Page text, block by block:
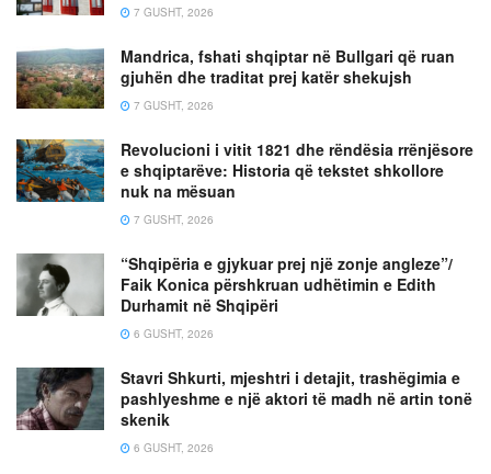
7 GUSHT, 2026
Mandrica, fshati shqiptar në Bullgari që ruan
gjuhën dhe traditat prej katër shekujsh
7 GUSHT, 2026
Revolucioni i vitit 1821 dhe rëndësia rrënjësore
e shqiptarëve: Historia që tekstet shkollore
nuk na mësuan
7 GUSHT, 2026
“Shqipëria e gjykuar prej një zonje angleze”/
Faik Konica përshkruan udhëtimin e Edith
Durhamit në Shqipëri
6 GUSHT, 2026
Stavri Shkurti, mjeshtri i detajit, trashëgimia e
pashlyeshme e një aktori të madh në artin tonë
skenik
6 GUSHT, 2026